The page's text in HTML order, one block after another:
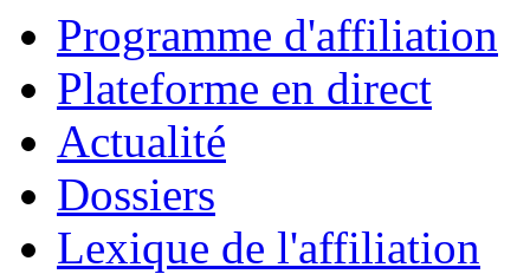
Programme d'affiliation
Plateforme en direct
Actualité
Dossiers
Lexique de l'affiliation